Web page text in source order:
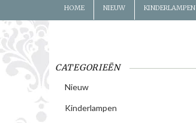
HOME NIEUW KINDERLAMPEN
CATEGORIEËN
Nieuw
Kinderlampen